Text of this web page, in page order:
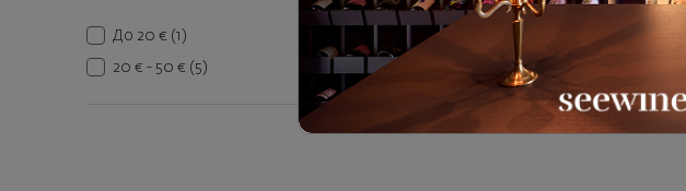
До 20 € (1)
20 € - 50 € (5)
36 71 лв.
КУПИ СЕГА